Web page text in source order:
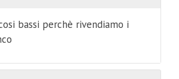
bassi perchè rivendiamo i